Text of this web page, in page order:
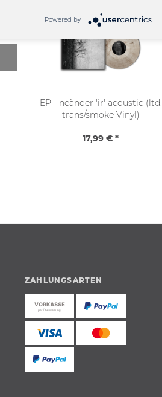
EP - neànder 'ir' acoustic (ltd.
trans/smoke Vinyl)
17,99 € *
ZAHLUNGSARTEN
Powered by